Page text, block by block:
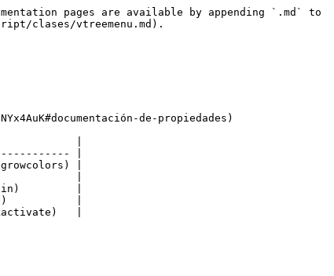
pages are available by appending `.md` to
clases/vtreemenu.md).
de-propiedades)
|
|
|
|
|
|
|